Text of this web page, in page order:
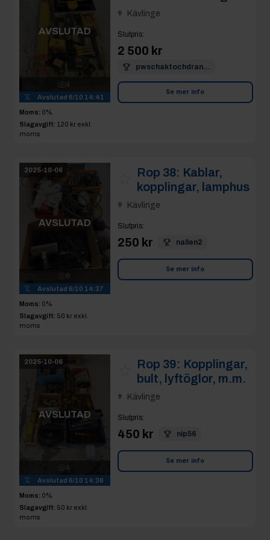
AVSLUTAD
4
Avslutad 6/10 14:41
Moms: 0%
Slagavgift: 120 kr exkl.
moms
Kävlinge
Slutpris:
2 500 kr
pwschaktochdran...
Se mer info
2025-10-06
AVSLUTAD
6
Avslutad 6/10 14:37
Moms: 0%
Slagavgift: 50 kr exkl.
moms
Rop 38: Kablar,
kopplingar, lamphus
Kävlinge
Slutpris:
250 kr nallen2
Se mer info
2025-10-06
AVSLUTAD
4
Avslutad 6/10 14:38
Moms: 0%
Slagavgift: 50 kr exkl.
moms
Rop 39: Kopplingar,
bult, lyftöglor, m.m.
Kävlinge
Slutpris:
450 kr nip56
Se mer info